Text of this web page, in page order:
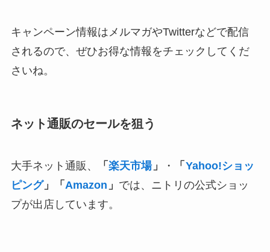
キャンペーン情報はメルマガやTwitterなどで配信
されるので、ぜひお得な情報をチェックしてくだ
さいね。
ネット通販のセールを狙う
大手ネット通販、 「 楽天市場」 ・ 「 Yahoo!ショッ
ピング」 「 Amazon 」 では、ニトリの公式ショッ
プが出店しています。